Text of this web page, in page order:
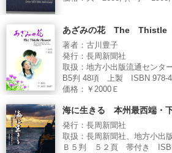
あざみの花 The Thistle
著者：古川豊子
発行：長周新聞社
取扱：地方小出版流通センタ
B5判 48項 上製 ISBN 978-
価格：￥2000Ｅ
海に生きる 本州最西端・
発行：長周新聞社
取扱：長周新聞社、地方小出
Ｂ５判 ５２頁 帯付き